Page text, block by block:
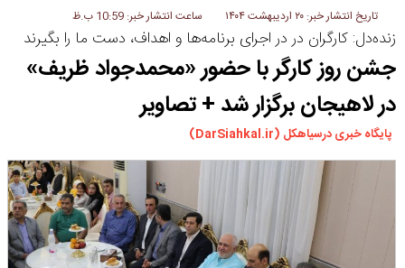
دیلمان
روستاها
ورزشی
سیاسی
درباره ما
تاریخ انتشار خبر: ۲۰ اردیبهشت ۱۴۰۴ ساعت انتشار خبر: 10:59 ب.ظ
زنده‌دل: کارگران در در اجرای برنامه‌ها و اهداف، دست ما را بگیرند
جشن روز کارگر با حضور «محمدجواد ظریف»
در لاهیجان برگزار شد + تصاویر
پایگاه خبری درسیاهکل (DarSiahkal.ir)